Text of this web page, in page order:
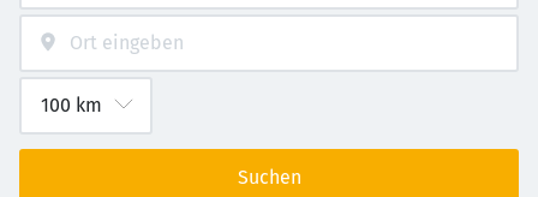
Suchen